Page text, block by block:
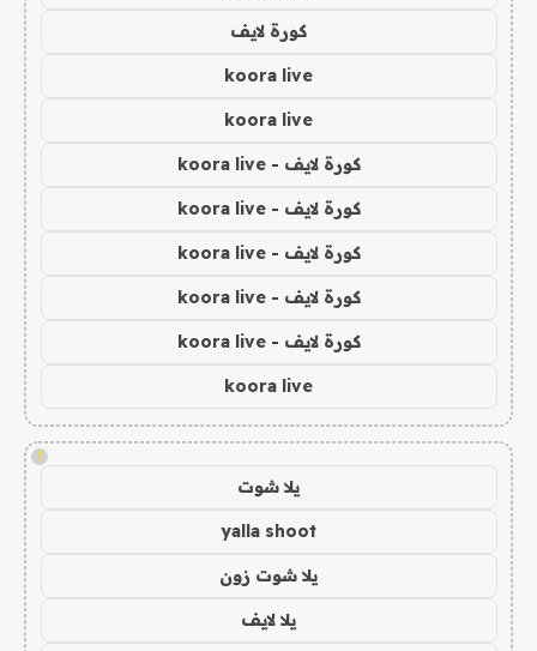
كورة لايف
koora live
koora live
كورة لايف - koora live
كورة لايف - koora live
كورة لايف - koora live
كورة لايف - koora live
كورة لايف - koora live
koora live
!
يلا شوت
yalla shoot
يلا شوت زون
يلا لايف